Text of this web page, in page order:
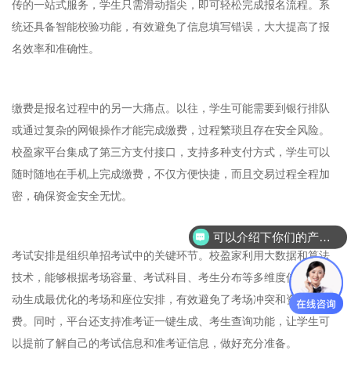
传的一站式服务，学生只需滑动指尖，即可轻松完成报名流程。系
统还具备智能校验功能，有效避免了信息填写错误，大大提高了报
名效率和准确性。
缴费是报名过程中的另一大痛点。以往，学生可能需要到银行排队
或通过复杂的网银操作才能完成缴费，过程繁琐且存在安全风险。
校盈家平台集成了第三方支付接口，支持多种支付方式，学生可以
随时随地在手机上完成缴费，不仅方便快捷，而且交易过程全程加
密，确保资金安全无忧。
考试安排是组织单招考试中的关键环节。校盈家利用大数据和算法
技术，能够根据考场容量、考试科目、考生分布等多维度信息，自
动生成最优化的考场和座位安排，有效避免了考场冲突和资源浪
费。同时，平台还支持准考证一键生成、考生查询功能，让学生可
以提前了解自己的考试信息和准考证信息，做好充分准备。
可以介绍下你们的产品么？